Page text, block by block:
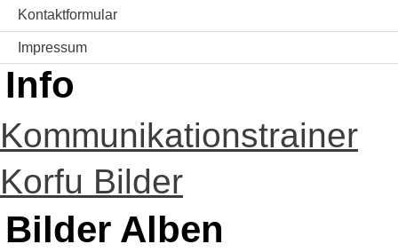
Kontaktformular
Impressum
Info
Kommunikationstrainer
Korfu Bilder
Bilder Alben